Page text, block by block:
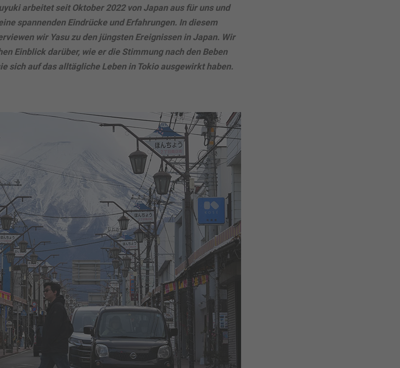
arbeitet seit Oktober 2022 von Japan aus für uns und
spannenden Eindrücke und Erfahrungen. In diesem
wir Yasu zu den jüngsten Ereignissen in Japan. Wir
Einblick darüber, wie er die Stimmung nach den Beben
sich auf das alltägliche Leben in Tokio ausgewirkt haben.